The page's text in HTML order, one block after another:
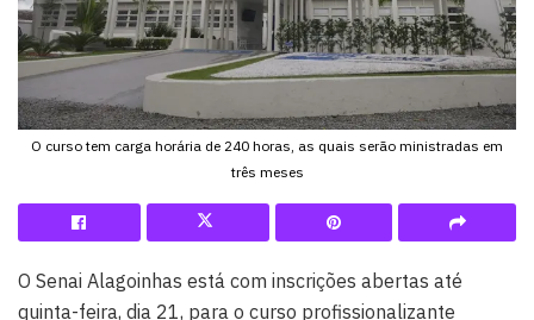
O curso tem carga horária de 240 horas, as quais serão ministradas em
três meses
O Senai Alagoinhas está com inscrições abertas até
quinta-feira, dia 21, para o curso profissionalizante